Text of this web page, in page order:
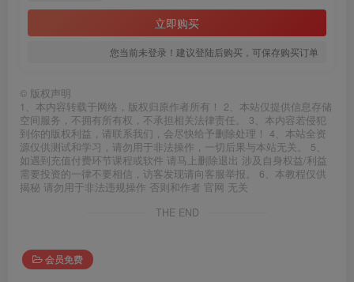
立即购买
您当前未登录！建议登陆后购买，可保存购买订单
© 版权声明
1、本内容转载于网络，版权归原作者所有！ 2、本站仅提供信息存储
空间服务，不拥有所有权，不承担相关法律责任。 3、本内容若侵犯
到你的版权利益，请联系我们，会尽快给予删除处理！ 4、本站全资
源仅供测试和学习，请勿用于非法操作，一切后果与本站无关。 5、
如遇到充值付费环节课程或软件 请马上删除退出 涉及自身权益/利益
需要投资的一律不要相信，访客发现请向客服举报。 6、本教程仅供
揭秘 请勿用于非法违规操作 否则和作者 官网 无关
THE END
会员免费